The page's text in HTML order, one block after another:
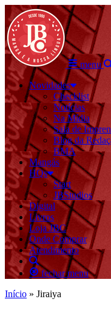
menu
Novidades
Checklist
Notícias
Na Mídia
Sala de
Blog da
BMA
Mangás
HQs
Start
JBStudios
Digital
Livros
Loja JBC
Onde Comprar
Atendimento
fechar menu
Início » Jiraiya